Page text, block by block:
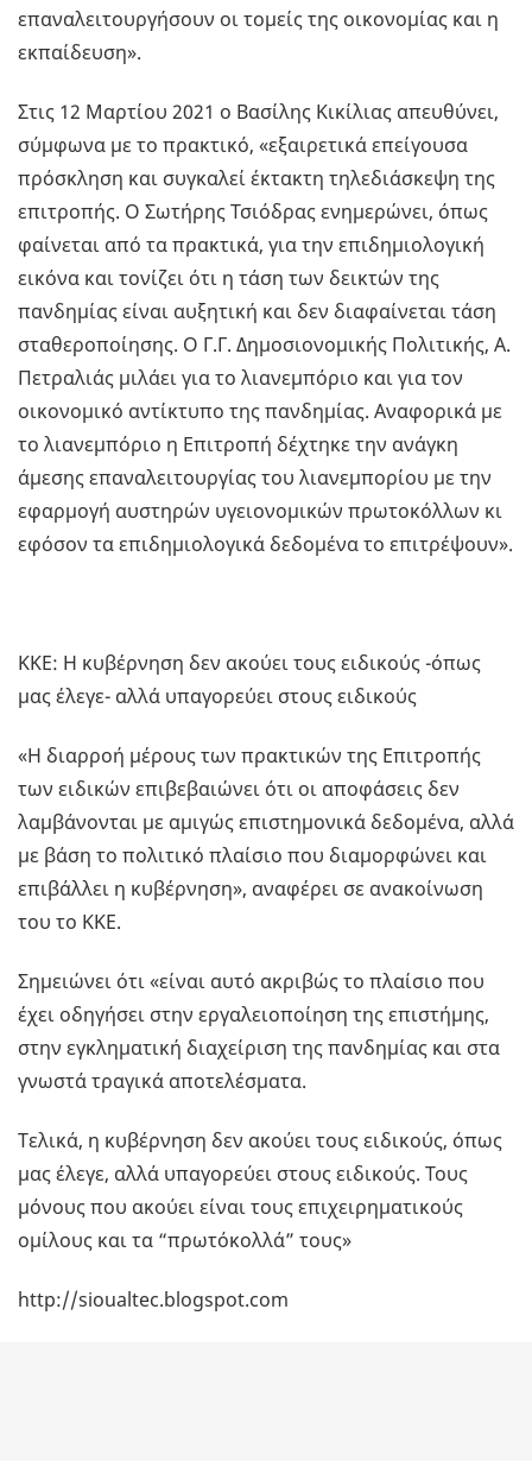
επαναλειτουργήσουν οι τομείς της οικονομίας και η
εκπαίδευση».
Στις 12 Μαρτίου 2021 ο Βασίλης Κικίλιας απευθύνει,
σύμφωνα με το πρακτικό, «εξαιρετικά επείγουσα
πρόσκληση και συγκαλεί έκτακτη τηλεδιάσκεψη της
επιτροπής. Ο Σωτήρης Τσιόδρας ενημερώνει, όπως
φαίνεται από τα πρακτικά, για την επιδημιολογική
εικόνα και τονίζει ότι η τάση των δεικτών της
πανδημίας είναι αυξητική και δεν διαφαίνεται τάση
σταθεροποίησης. Ο Γ.Γ. Δημοσιονομικής Πολιτικής, Α.
Πετραλιάς μιλάει για το λιανεμπόριο και για τον
οικονομικό αντίκτυπο της πανδημίας. Αναφορικά με
το λιανεμπόριο η Επιτροπή δέχτηκε την ανάγκη
άμεσης επαναλειτουργίας του λιανεμπορίου με την
εφαρμογή αυστηρών υγειονομικών πρωτοκόλλων κι
εφόσον τα επιδημιολογικά δεδομένα το επιτρέψουν».
ΚΚΕ: Η κυβέρνηση δεν ακούει τους ειδικούς -όπως
μας έλεγε- αλλά υπαγορεύει στους ειδικούς
«Η διαρροή μέρους των πρακτικών της Επιτροπής
των ειδικών επιβεβαιώνει ότι οι αποφάσεις δεν
λαμβάνονται με αμιγώς επιστημονικά δεδομένα, αλλά
με βάση το πολιτικό πλαίσιο που διαμορφώνει και
επιβάλλει η κυβέρνηση», αναφέρει σε ανακοίνωση
του το ΚΚΕ.
Σημειώνει ότι «είναι αυτό ακριβώς το πλαίσιο που
έχει οδηγήσει στην εργαλειοποίηση της επιστήμης,
στην εγκληματική διαχείριση της πανδημίας και στα
γνωστά τραγικά αποτελέσματα.
Τελικά, η κυβέρνηση δεν ακούει τους ειδικούς, όπως
μας έλεγε, αλλά υπαγορεύει στους ειδικούς. Τους
μόνους που ακούει είναι τους επιχειρηματικούς
ομίλους και τα “πρωτόκολλά” τους»
http://sioualtec.blogspot.com